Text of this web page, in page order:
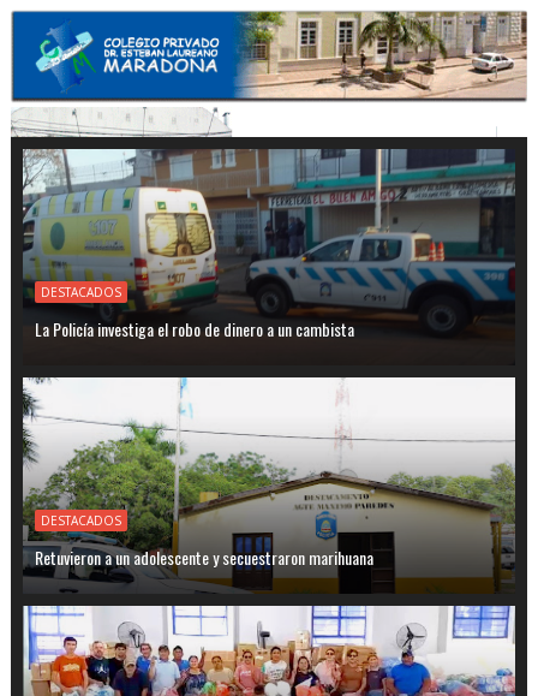
DESTACADOS
La Policía investiga el robo de dinero a un cambista
DESTACADOS
Retuvieron a un adolescente y secuestraron marihuana